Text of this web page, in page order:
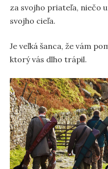
za svojho priateľa, niečo
svojho cieľa.
Je veľká šanca, že vám
ktorý vás dlho trápil.